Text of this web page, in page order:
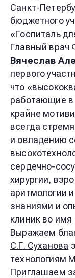
Санкт-
бюджетного
«Госпиталь
Главный врач
Вячеслав
первого
что
работающие
крайне
всегда
и овладению
сердечно-
хирургии,
аритмологии
знаниями и
клиник во
Выражаем
С.Г. Суханова
технологиям
Приглашаем